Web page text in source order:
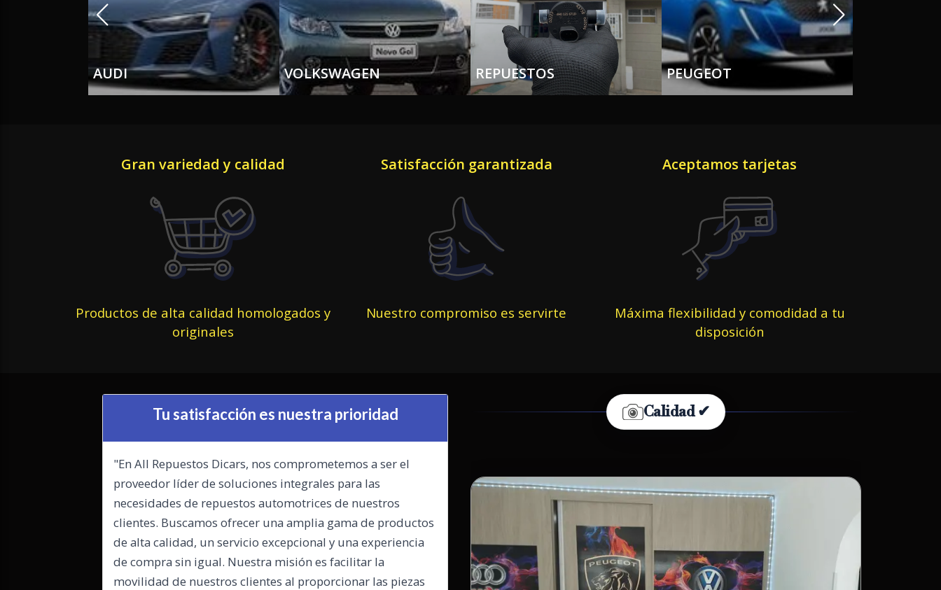
AUDI VOLKSWAGEN REPUESTOS PEUGEOT
Gran variedad y calidad
Productos de alta calidad homologados y
originales
Satisfacción garantizada
Nuestro compromiso es servirte
Aceptamos tarjetas
Máxima flexibilidad y comodidad a tu
disposición
Tu satisfacción es nuestra prioridad
"En All Repuestos Dicars, nos comprometemos a ser el
proveedor líder de soluciones integrales para las
necesidades de repuestos automotrices de nuestros
clientes. Buscamos ofrecer una amplia gama de productos
de alta calidad, un servicio excepcional y una experiencia
de compra sin igual. Nuestra misión es facilitar la
movilidad de nuestros clientes al proporcionar las piezas
Calidad ✔